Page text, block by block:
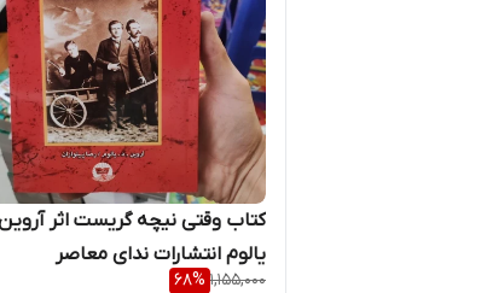
کتاب وقتی نیچه گریست اثر
یالوم انتشارات ندای معاصر
1,155,000
68%